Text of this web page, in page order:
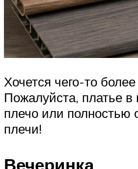
Хочется чего-то
Пожалуйста, платье в
плечо или полностью
плечи!
Вечеринка